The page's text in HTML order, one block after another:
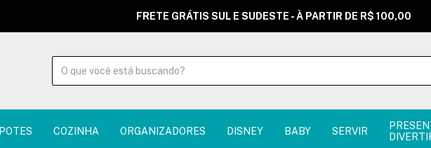
FRETE GRÁTIS SUL E SUDESTE - À PARTIR DE R$ 100,00
POTES COZINHA ORGANIZADORES DISNEY BABY SERVIR